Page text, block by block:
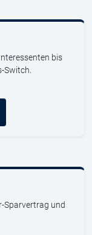
bis
Switch.
Sparvertrag und